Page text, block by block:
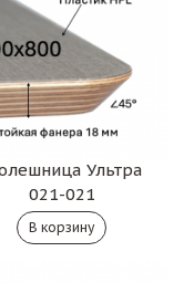
Ультра
021-021